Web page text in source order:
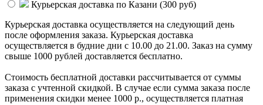
Курьерская доставка по Казани (300 руб)
Курьерская доставка осуществляется на следующий день
после оформления заказа. Курьерская доставка
осуществляется в будние дни с 10.00 до 21.00. Заказ на сумму
свыше 1000 рублей доставляется бесплатно.
Стоимость бесплатной доставки раcсчитывается от суммы
заказа с учтенной скидкой. В случае если сумма заказа после
применения скидки менее 1000 р., осуществляется платная